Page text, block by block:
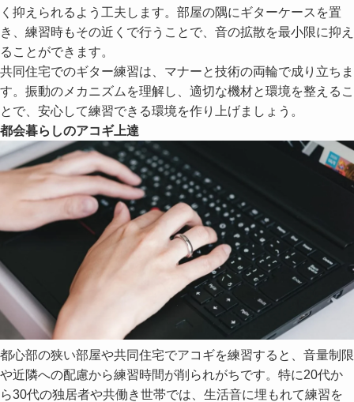
く抑えられるよう工夫します。部屋の隅にギターケースを置
き、練習時もその近くで行うことで、音の拡散を最小限に抑え
ることができます。
共同住宅でのギター練習は、マナーと技術の両輪で成り立ちま
す。振動のメカニズムを理解し、適切な機材と環境を整えるこ
とで、安心して練習できる環境を作り上げましょう。
都会暮らしのアコギ上達
都心部の狭い部屋や共同住宅でアコギを練習すると、音量制限
や近隣への配慮から練習時間が削られがちです。特に20代か
ら30代の独居者や共働き世帯では、生活音に埋もれて練習を